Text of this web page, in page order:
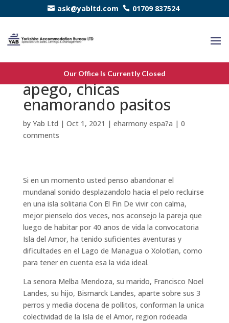
ask@yabltd.com 01709 837524
Our Office Is Currently Closed
La vida en la Isla de el
apego, chicas
enamorando pasitos
by Yab Ltd | Oct 1, 2021 | eharmony espa?a | 0
comments
Si en un momento usted penso abandonar el
mundanal sonido desplazandolo hacia el pelo recluirse
en una isla solitaria Con El Fin De vivir con calma,
mejor pienselo dos veces, nos aconsejo la pareja que
luego de habitar por 40 anos de vida la convocatoria
Isla del Amor, ha tenido suficientes aventuras y
dificultades en el Lago de Managua o Xolotlan, como
para tener en cuenta esa la vida ideal.
La senora Melba Mendoza, su marido, Francisco Noel
Landes, su hijo, Bismarck Landes, aparte sobre sus 3
perros y media docena de pollitos, conforman la unica
colectividad de la Isla de el Amor, region rodeada